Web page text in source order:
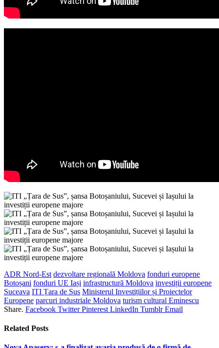
ADR Nord-Est dezvoltare regională Moldova fonduri europene
Botoșani fonduri UE Iași infrastructură Moldova investiții europene
Suceava ITI Țara de Sus Ministerul Investițiilor și Proiectelor
Europene parcuri industriale Moldova turism cultural Eminescu
Share. Facebook Twitter Pinterest LinkedIn Tumblr Email
Related Posts